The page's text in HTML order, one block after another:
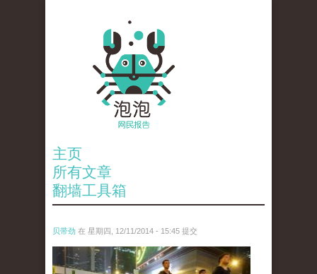
主页
所有文章
翻墙工具箱
贝带劲 在 星期四, 12/11/2014 - 15:45 提交
reporters_18475535.jpg